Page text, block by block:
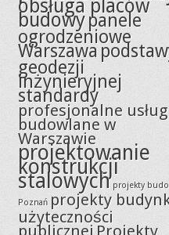
obsługa placów
budowypanele
ogrodzeniowe
Warszawa
geodezji
inżynieryjnej
standardy
profesjonalne
budowlane w
Warszawie
projektowanie
konstrukcji
stalowych projekty
Poznań projekty
użyteczności
publicznej Projekty